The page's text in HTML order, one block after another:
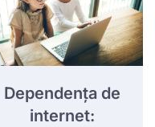
Dependența de
internet: